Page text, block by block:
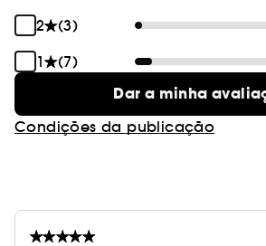
2
(3)
1
(7)
Dar a minha
Condições da publicação